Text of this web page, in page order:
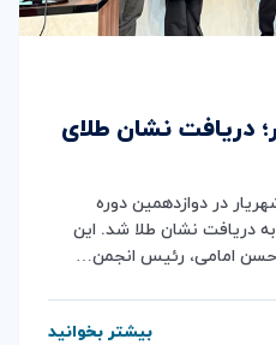
دریافت نشان طلای
در دوازدهمین دوره
دریافت نشان طلا شد. این
امامی، رئیس انجمن…
بیشتر بخوانید